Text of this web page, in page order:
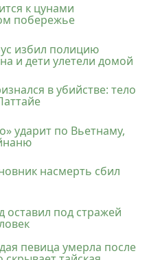
к цунами
побережье
избил полицию
и дети улетели домой
в убийстве: тело
ударит по Вьетнаму,
насмерть сбил
оставил под стражей
певица умерла после